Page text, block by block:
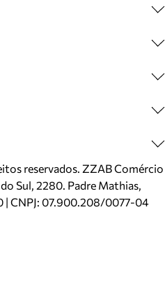
reservados. ZZAB Comércio
Sul, 2280. Padre Mathias,
| CNPJ: 07.900.208/0077-04